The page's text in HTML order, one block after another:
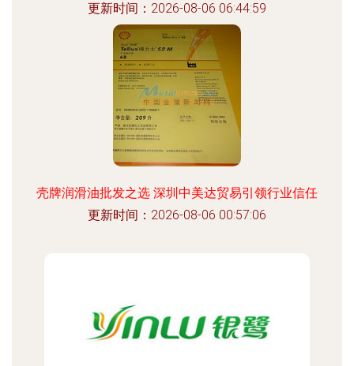
更新时间：2026-08-06 06:44:59
壳牌润滑油批发之选 深圳中美达贸易引领行业信任
更新时间：2026-08-06 00:57:06